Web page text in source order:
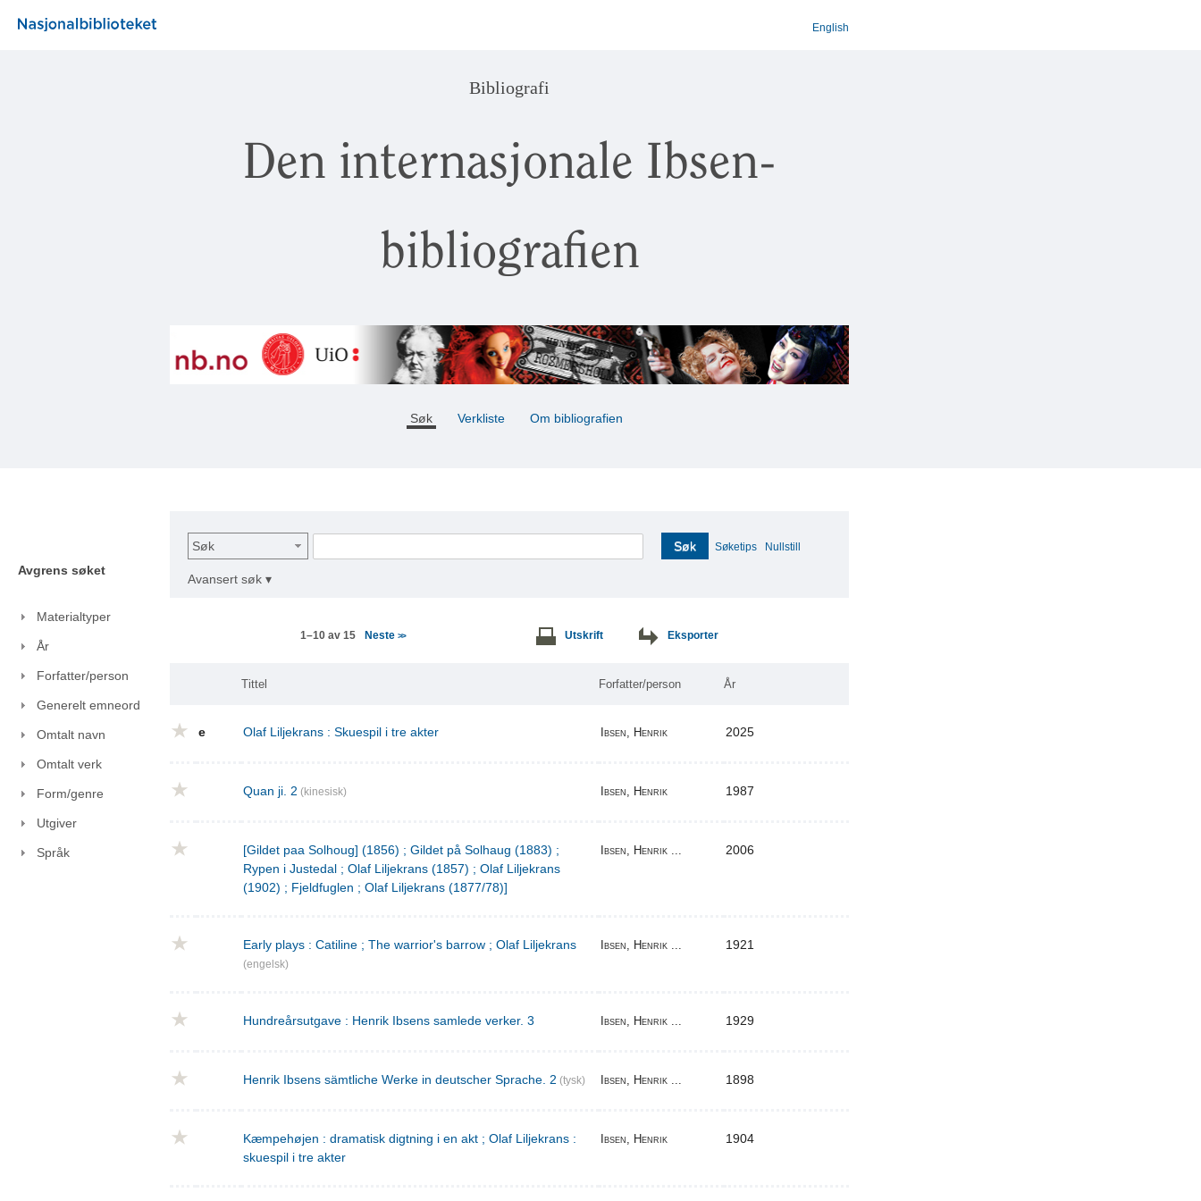
English
Bibliografi
Den internasjonale Ibsen-
bibliografien
Søk Verkliste Om bibliografien
Avgrens søket
Materialtyper
År
Forfatter/person
Generelt emneord
Omtalt navn
Omtalt verk
Form/genre
Utgiver
Språk
Søk Søk Søketips Nullstill
Avansert søk ▾
1–10 av 15 Neste>> Utskrift Eksporter
Tittel Forfatter/person År
e Olaf Liljekrans : Skuespil i tre akter Ibsen, Henrik 2025
Quan ji. 2 (kinesisk) Ibsen, Henrik 1987
[Gildet paa Solhoug] (1856) ; Gildet på Solhaug (1883) ;
Rypen i Justedal ; Olaf Liljekrans (1857) ; Olaf Liljekrans
(1902) ; Fjeldfuglen ; Olaf Liljekrans (1877/78)]
Ibsen, Henrik ... 2006
Early plays : Catiline ; The warrior's barrow ; Olaf Liljekrans
(engelsk)
Ibsen, Henrik ... 1921
Hundreårsutgave : Henrik Ibsens samlede verker. 3 Ibsen, Henrik ... 1929
Henrik Ibsens sämtliche Werke in deutscher Sprache. 2 (tysk) Ibsen, Henrik ... 1898
Kæmpehøjen : dramatisk digtning i en akt ; Olaf Liljekrans :
skuespil i tre akter
Ibsen, Henrik 1904